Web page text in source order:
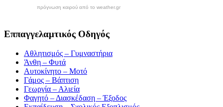
πρόγνωση καιρού από το weather.gr
Εππαγγελαμτικός Οδηγός
Αθλητισμός – Γυμναστήρια
Άνθη – Φυτά
Αυτοκίνητο – Μοτό
Γάμος – Βάπτιση
Γεωργία – Αλιεία
Φαγητό – Διασκέδαση – Έξοδος